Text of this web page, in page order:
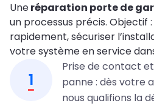
Uneréparation porte de
un processus précis. Objectif
rapidement, sécuriser
votre système en service
1
Prise de contact
panne : dès votre
nous qualifions la